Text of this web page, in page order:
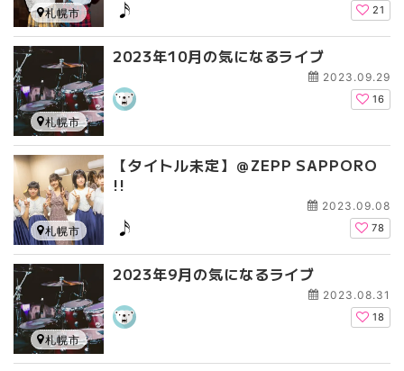
21
札幌市
2023年10月の気になるライブ
2023.09.29
16
札幌市
【タイトル未定】＠ZEPP SAPPORO
!!
2023.09.08
78
札幌市
2023年9月の気になるライブ
2023.08.31
18
札幌市